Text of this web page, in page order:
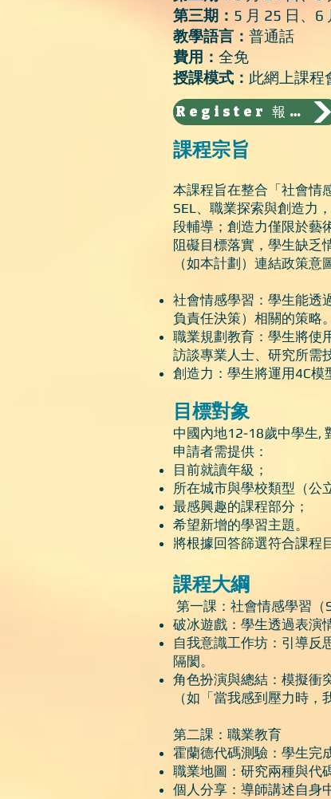
第三期： 5 月 25 日、6
教學語言： 普通話
費用： 全免
授課模式： 此網上課程
課程宗旨
本課程旨在整合「社會情
SEL、職業探索與創造力
段輔導；創造力僅限於藝
阻礙目標落實，學生缺乏
（如本計劃）連結政策意
社會情感學習：學生能透
負責任決策）相關的策略。
職業規劃教育：學生將使
訪談專業人士、研究所需
創造力：學生將運用4C模
目標對象
中國內地12-18歲中學生,
申請者需提供：
目前就讀年級；
所在城市與學校類型（公
最感興趣的課程部分；
希望新增的學習主題。
將根據回答篩選符合課程
課程大綱
第一課：社會情感學習（
破冰遊戲：學生透過表演
自我意識工作坊：引導反
隔閡。
角色扮演與總結：模擬衝
（如「當我感到壓力時，
第二課：職業教育
霍蘭德代碼測驗：學生完
職業地圖：研究兩種與代
個人分享：導師講述自身
Register 報名